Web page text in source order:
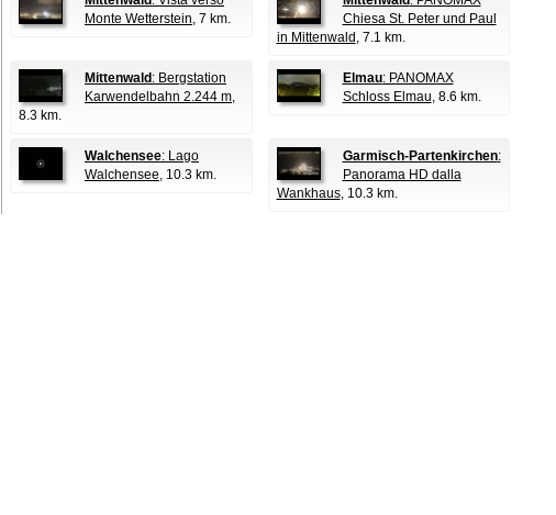
Monte Wetterstein, 7 km.
Chiesa St. Peter und Paul
in Mittenwald , 7.1 km.
Mittenwald : Bergstation
Karwendelbahn 2.244 m,
8.3 km.
Elmau: PANOMAX
Schloss Elmau, 8.6 km.
Walchensee: Lago
Walchensee, 10.3 km.
Garmisch-Partenkirchen:
Panorama HD dalla
Wankhaus, 10.3 km.